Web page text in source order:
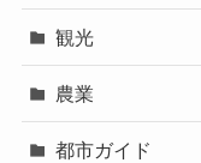
観光
農業
都市ガイド